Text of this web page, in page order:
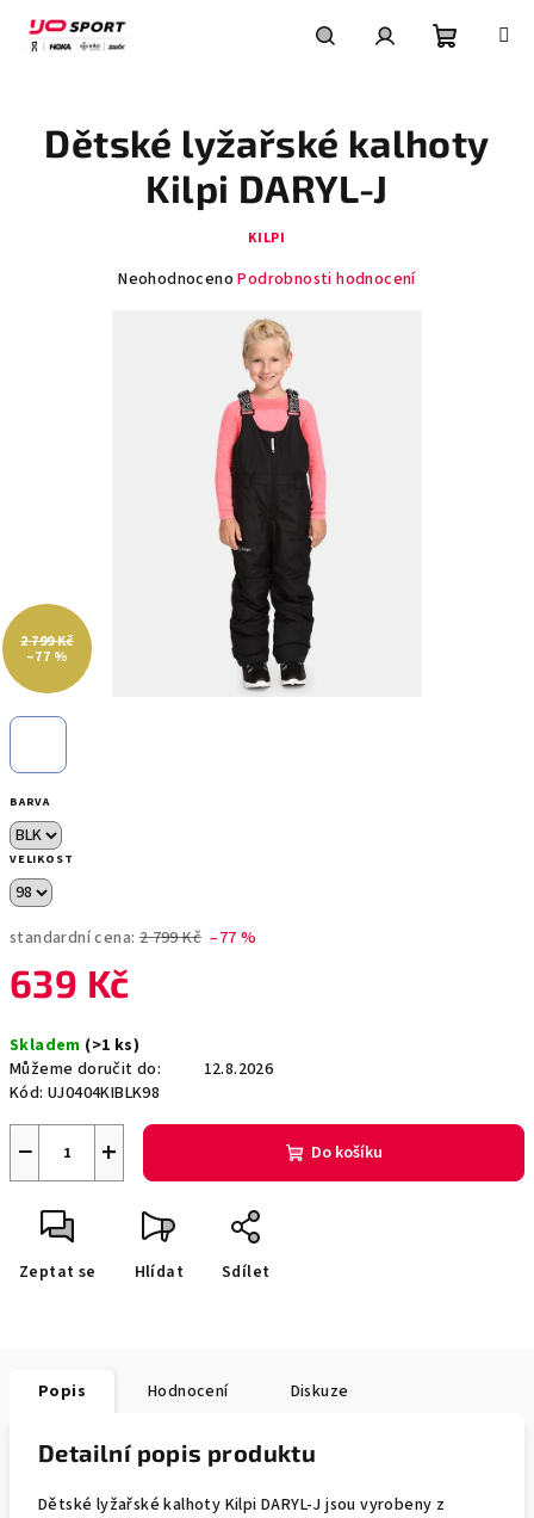
obsah
košík
BARVA
VELIKOST
standardní cena: 2 799 Kč –77 %
639 Kč
cena:
Skladem (>1 ks)
Můžeme doručit do:
12.8.2026
Kód: UJ0404KIBLK98
+
− Do košíku
Zeptat se Hlídat Sdílet
Dětské lyžařské kalhoty
Kilpi DARYL-J
KILPI
Průměrné
Neohodnoceno Podrobnosti hodnocení
2 799 Kč
–77 %
Popis Hodnocení Diskuze
Detailní popis produktu
Dětské lyžařské kalhoty Kilpi DARYL-J jsou vyrobeny z